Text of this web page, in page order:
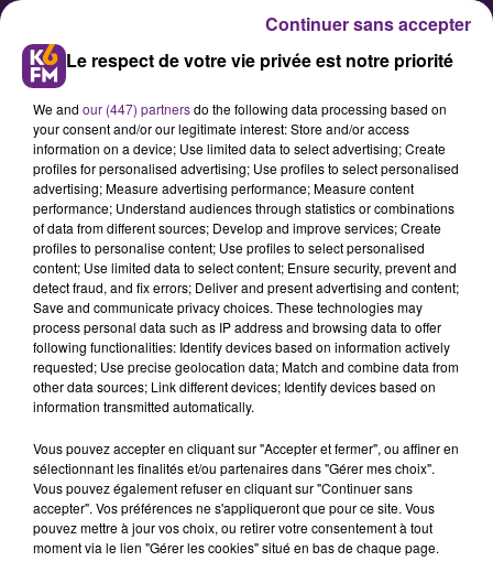
Un nouveau président pour la
jeune chambre économique de
Dijon
Quentin Grillet, 29 ans, a été élu
président de la Jeune Chambre
Économique de Dijon par ses
assemblée générale de l’année
passée qui s’est tenue le 7
décembre. Les membres sont
adhérents de la Jeune Chambre
Le respect de votre vie privée est notre priorité
We and our (447) partnersdo the following data processing based on
your consent and/or our legitimate interest: Store and/or access
information on a device; Use limited data to select advertising; Create
profiles for personalised advertising; Use profiles to select personalised
advertising; Measure advertising performance; Measure content
performance; Understand audiences through statistics or combinations
of data from different sources; Develop and improve services; Create
profiles to personalise content; Use profiles to select personalised
content; Use limited data to select content; Ensure security, prevent and
detect fraud, and fix errors; Deliver and present advertising and content;
Save and communicate privacy choices. These technologies may
process personal data such as IP address and browsing data to offer
following functionalities: Identify devices based on information actively
requested; Use precise geolocation data; Match and combine data from
other data sources; Link different devices; Identify devices based on
information transmitted automatically.
Vous pouvez accepter en cliquant sur "Accepter et fermer", ou affiner en
sélectionnant les finalités et/ou partenaires dans "Gérer mes choix".
Vous pouvez également refuser en cliquant sur "Continuer sans
accepter". Vos préférences ne s'appliqueront que pour ce site. Vous
pouvez mettre à jour vos choix, ou retirer votre consentement à tout
moment via le lien "Gérer les cookies" situé en bas de chaque page.
Continuer sans accepter